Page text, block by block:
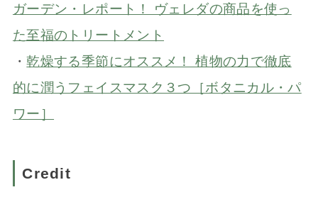
ガーデン・レポート！ ヴェレダの商品を使っ
た至福のトリートメント
・乾燥する季節にオススメ！ 植物の力で徹底
的に潤うフェイスマスク３つ［ボタニカル・パ
ワー］
Credit